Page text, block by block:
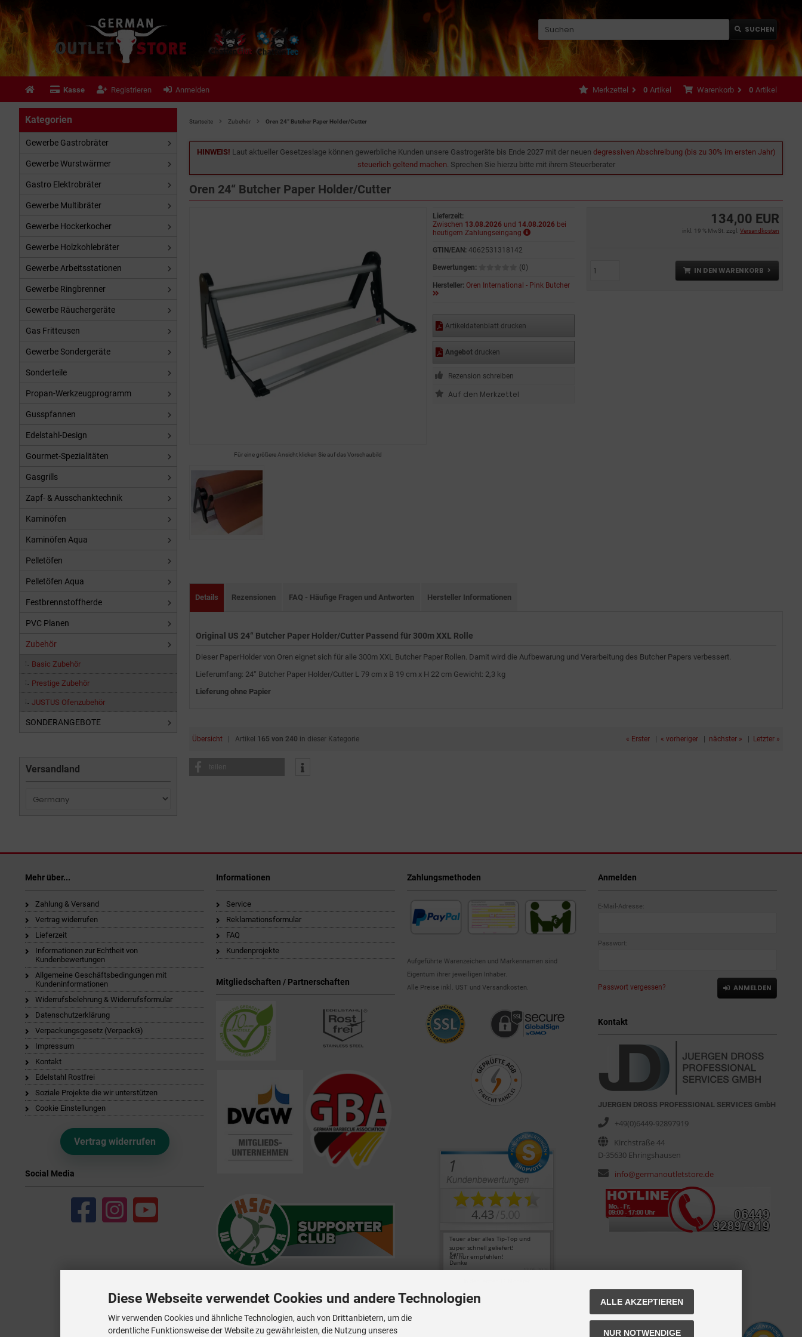
SUCHEN
Kasse Registrieren Anmelden Warenkorb 0 Artikel
Merkzettel 0 Artikel
Startseite Zubehör Oren 24“ Butcher Paper Holder/Cutter
HINWEIS! Laut aktueller Gesetzeslage können gewerbliche Kunden unsere Gastrogeräte bis Ende 2027 mit der neuen degressiven Abschreibung (bis zu 30% im ersten Jahr)
steuerlich geltend machen. Sprechen Sie hierzu bitte mit ihrem Steuerberater
Oren 24“ Butcher Paper Holder/Cutter
Für eine größere Ansicht klicken Sie auf das Vorschaubild
134,00 EUR
inkl. 19 % MwSt. zzgl. Versandkosten
IN DEN WARENKORB
Lieferzeit:
Zwischen 13.08.2026und 14.08.2026bei
heutigem Zahlungseingang
GTIN/EAN: 4062531318142
Bewertungen: (0)
Hersteller: Oren International - Pink Butcher
Artikeldatenblatt drucken
Angebotdrucken
Rezension schreiben
Details Rezensionen FAQ - Häufige Fragen und Antworten Hersteller Informationen
Original US 24“ Butcher Paper Holder/Cutter Passend für 300m XXL Rolle
Dieser PaperHolder von Oren eignet sich für alle 300m XXL Butcher Paper Rollen. Damit wird die Aufbewarung und Verarbeitung des Butcher Papers verbessert.
Lieferumfang: 24“ Butcher Paper Holder/Cutter L 79 cm x B 19 cm x H 22 cm Gewicht: 2,3 kg
Lieferung ohne Papier
Übersicht | Artikel 165 von 240 in dieser Kategorie « Erster « vorheriger nächster » Letzter »
Kategorien
Gewerbe Gastrobräter
Gewerbe Wurstwärmer
Gastro Elektrobräter
Gewerbe Multibräter
Gewerbe Hockerkocher
Gewerbe Holzkohlebräter
Gewerbe Arbeitsstationen
Gewerbe Ringbrenner
Gewerbe Räuchergeräte
Gas Fritteusen
Gewerbe Sondergeräte
Sonderteile
Propan-Werkzeugprogramm
Gusspfannen
Edelstahl-Design
Gourmet-Spezialitäten
Gasgrills
Zapf- & Ausschanktechnik
Kaminöfen
Kaminöfen Aqua
Pelletöfen
Pelletöfen Aqua
Festbrennstoffherde
PVC Planen
Zubehör
Basic Zubehör
Prestige Zubehör
JUSTUS Ofenzubehör
SONDERANGEBOTE
Versandland
Mehr über...
Zahlung & Versand
Vertrag widerrufen
Lieferzeit
Informationen zur Echtheit von
Kundenbewertungen
Allgemeine Geschäftsbedingungen mit
Kundeninformationen
Widerrufsbelehrung & Widerrufsformular
Datenschutzerklärung
Verpackungsgesetz (VerpackG)
Impressum
Kontakt
Edelstahl Rostfrei
Soziale Projekte die wir unterstützen
Cookie Einstellungen
Vertrag widerrufen
Social Media
Informationen
Service
Reklamationsformular
FAQ
Kundenprojekte
Mitgliedschaften / Partnerschaften
Zahlungsmethoden
Aufgeführte Warenzeichen und Markennamen sind
Eigentum ihrer jeweiligen Inhaber.
Alle Preise inkl. UST und Versandkosten.
Anmelden
E-Mail-Adresse:
Passwort:
Passwort vergessen? ANMELDEN
Kontakt
JUERGEN DROSS PROFESSIONAL SERVICES GmbH
+49(0)6449-92897919
Kirchstraße 44
D-35630 Ehringshausen
info@germanoutletstore.de
Diese Webseite verwendet Cookies und andere Technologien
Wir verwenden Cookies und ähnliche Technologien, auch von Drittanbietern, um die
ordentliche Funktionsweise der Website zu gewährleisten, die Nutzung unseres
ALLE AKZEPTIEREN
NUR NOTWENDIGE